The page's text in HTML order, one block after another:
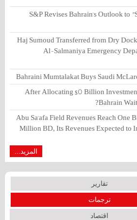
S&P Revises Bahrain's Outlook to
Haj Sumoud Transferred from Dry
Al-Salmaniya Emergency
Bahraini Mumtalakat Buys Saudi
After Allocating $5 Billion
Bahrain
Abu Sa'afa Field Revenues Reach One
Million BD, Its Revenues Expected to
المزيد...
تقارير
ترجمات
اقتصاد